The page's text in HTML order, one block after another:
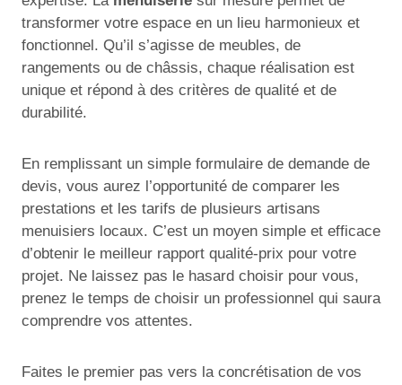
transformer votre espace en un lieu harmonieux et
fonctionnel. Qu’il s’agisse de meubles, de
rangements ou de châssis, chaque réalisation est
unique et répond à des critères de qualité et de
durabilité.
En remplissant un simple formulaire de demande de
devis, vous aurez l’opportunité de comparer les
prestations et les tarifs de plusieurs artisans
menuisiers locaux. C’est un moyen simple et efficace
d’obtenir le meilleur rapport qualité-prix pour votre
projet. Ne laissez pas le hasard choisir pour vous,
prenez le temps de choisir un professionnel qui saura
comprendre vos attentes.
Faites le premier pas vers la concrétisation de vos